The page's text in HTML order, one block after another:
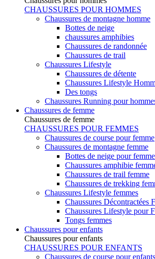
CHAUSSURES POUR HOMMES
Chaussures de montagne homme
Bottes de neige
chaussures amphibies
Chaussures de randonnée
Chaussures de trail
Chaussures Lifestyle
Chaussures de détente
Chaussures Lifestyle
Des tongs
Chaussures Running pour
Chaussures de femme
Chaussures de femme
CHAUSSURES POUR FEMMES
Chaussures de course pour femme
Chaussures de montagne femme
Bottes de neige pour
Chaussures amphibie
Chaussures de trail femme
Chaussures de trekking
Chaussures Lifestyle femmes
Chaussures Décontractées
Chaussures Lifestyle pour
Tongs femmes
Chaussures pour enfants
Chaussures pour enfants
CHAUSSURES POUR ENFANTS
Chaussures de course pour enfants